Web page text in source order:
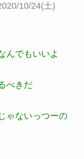
10/24(土)
んでもいいよ
べきだ
ゃないっつーの